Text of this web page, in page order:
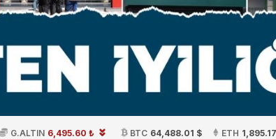
G.ALTIN 6,495.60 ₺ BTC 64,488.01 $ ETH